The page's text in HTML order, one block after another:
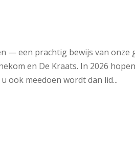
— een prachtig bewijs van onze
en De Kraats. In 2026
ook meedoen wordt dan lid...